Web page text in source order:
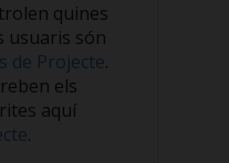
quines
usuaris són
de Projecte.
els
aquí
.